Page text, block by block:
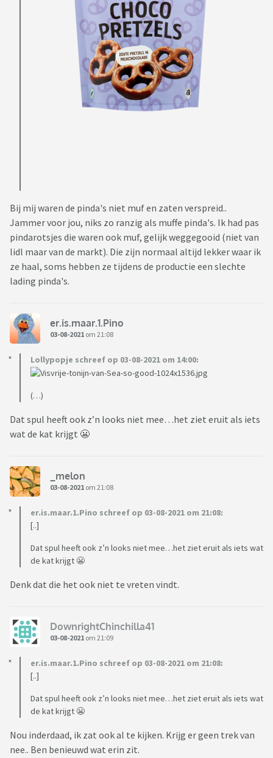
Bij mij waren de pinda's niet muf en zaten verspreid..
Jammer voor jou, niks zo ranzig als muffe pinda's. Ik had pas
pindarotsjes die waren ook muf, gelijk weggegooid (niet van
lidl maar van de markt). Die zijn normaal altijd lekker waar ik
ze haal, soms hebben ze tijdens de productie een slechte
lading pinda's.
er.is.maar.1.Pino
03-08-2021 om 21:08
Lollypopje schreef op 03-08-2021 om 14:00:
(…)
Dat spul heeft ook z’n looks niet mee…het ziet eruit als iets
wat de kat krijgt 😬
_melon
03-08-2021 om 21:08
er.is.maar.1.Pino schreef op 03-08-2021 om 21:08:
[..]
Dat spul heeft ook z’n looks niet mee…het ziet eruit als iets wat
de kat krijgt 😬
Denk dat die het ook niet te vreten vindt.
DownrightChinchilla41
03-08-2021 om 21:09
er.is.maar.1.Pino schreef op 03-08-2021 om 21:08:
[..]
Dat spul heeft ook z’n looks niet mee…het ziet eruit als iets wat
de kat krijgt 😬
Nou inderdaad, ik zat ook al te kijken. Krijg er geen trek van
nee.. Ben benieuwd wat erin zit.